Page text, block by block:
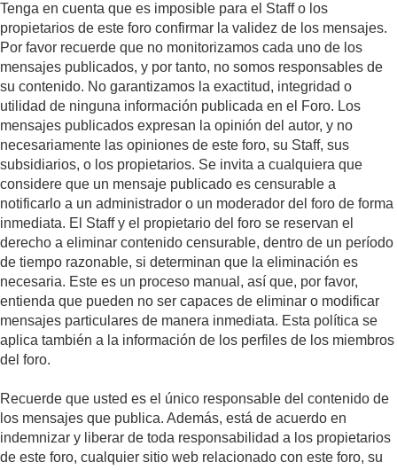
Tenga en cuenta que es imposible para el Staff o los
propietarios de este foro confirmar la validez de los mensajes.
Por favor recuerde que no monitorizamos cada uno de los
mensajes publicados, y por tanto, no somos responsables de
su contenido. No garantizamos la exactitud, integridad o
utilidad de ninguna información publicada en el Foro. Los
mensajes publicados expresan la opinión del autor, y no
necesariamente las opiniones de este foro, su Staff, sus
subsidiarios, o los propietarios. Se invita a cualquiera que
considere que un mensaje publicado es censurable a
notificarlo a un administrador o un moderador del foro de forma
inmediata. El Staff y el propietario del foro se reservan el
derecho a eliminar contenido censurable, dentro de un período
de tiempo razonable, si determinan que la eliminación es
necesaria. Este es un proceso manual, así que, por favor,
entienda que pueden no ser capaces de eliminar o modificar
mensajes particulares de manera inmediata. Esta política se
aplica también a la información de los perfiles de los miembros
del foro.
Recuerde que usted es el único responsable del contenido de
los mensajes que publica. Además, está de acuerdo en
indemnizar y liberar de toda responsabilidad a los propietarios
de este foro, cualquier sitio web relacionado con este foro, su